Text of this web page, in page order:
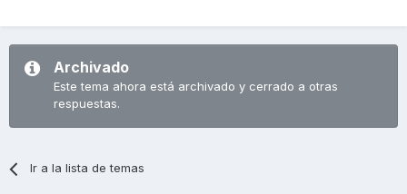
Archivado
Este tema ahora está archivado y cerrado a otras
respuestas.
Ir a la lista de temas